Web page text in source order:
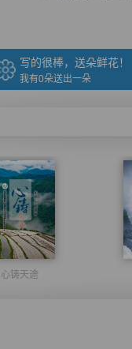
写的很棒，送朵鲜花！
我有0朵送出一朵
心铸天途